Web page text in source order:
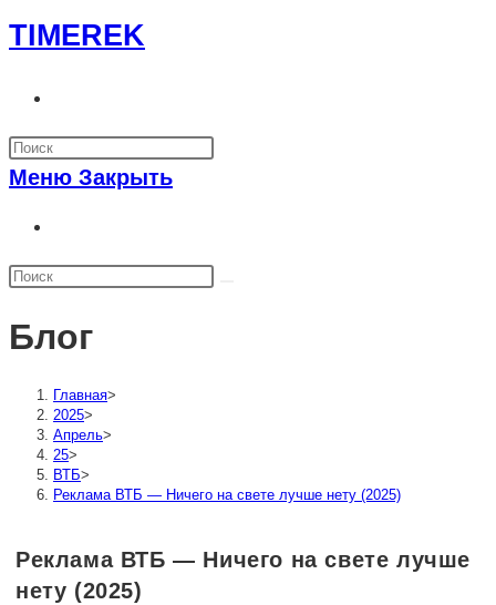
Перейти
к
TIMEREK
по
веб-
Меню Закрыть
по
сайту
Блог
Главная>
2025>
Апрель>
25>
ВТБ>
Реклама ВТБ — Ничего на свете лучше нету (2025)
Реклама ВТБ — Ничего на свете лучше
нету (2025)